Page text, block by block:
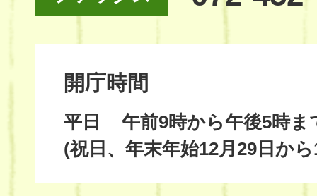
開庁時間
平日
午前9時から午後5時ま
(祝日、年末年始12月29日か